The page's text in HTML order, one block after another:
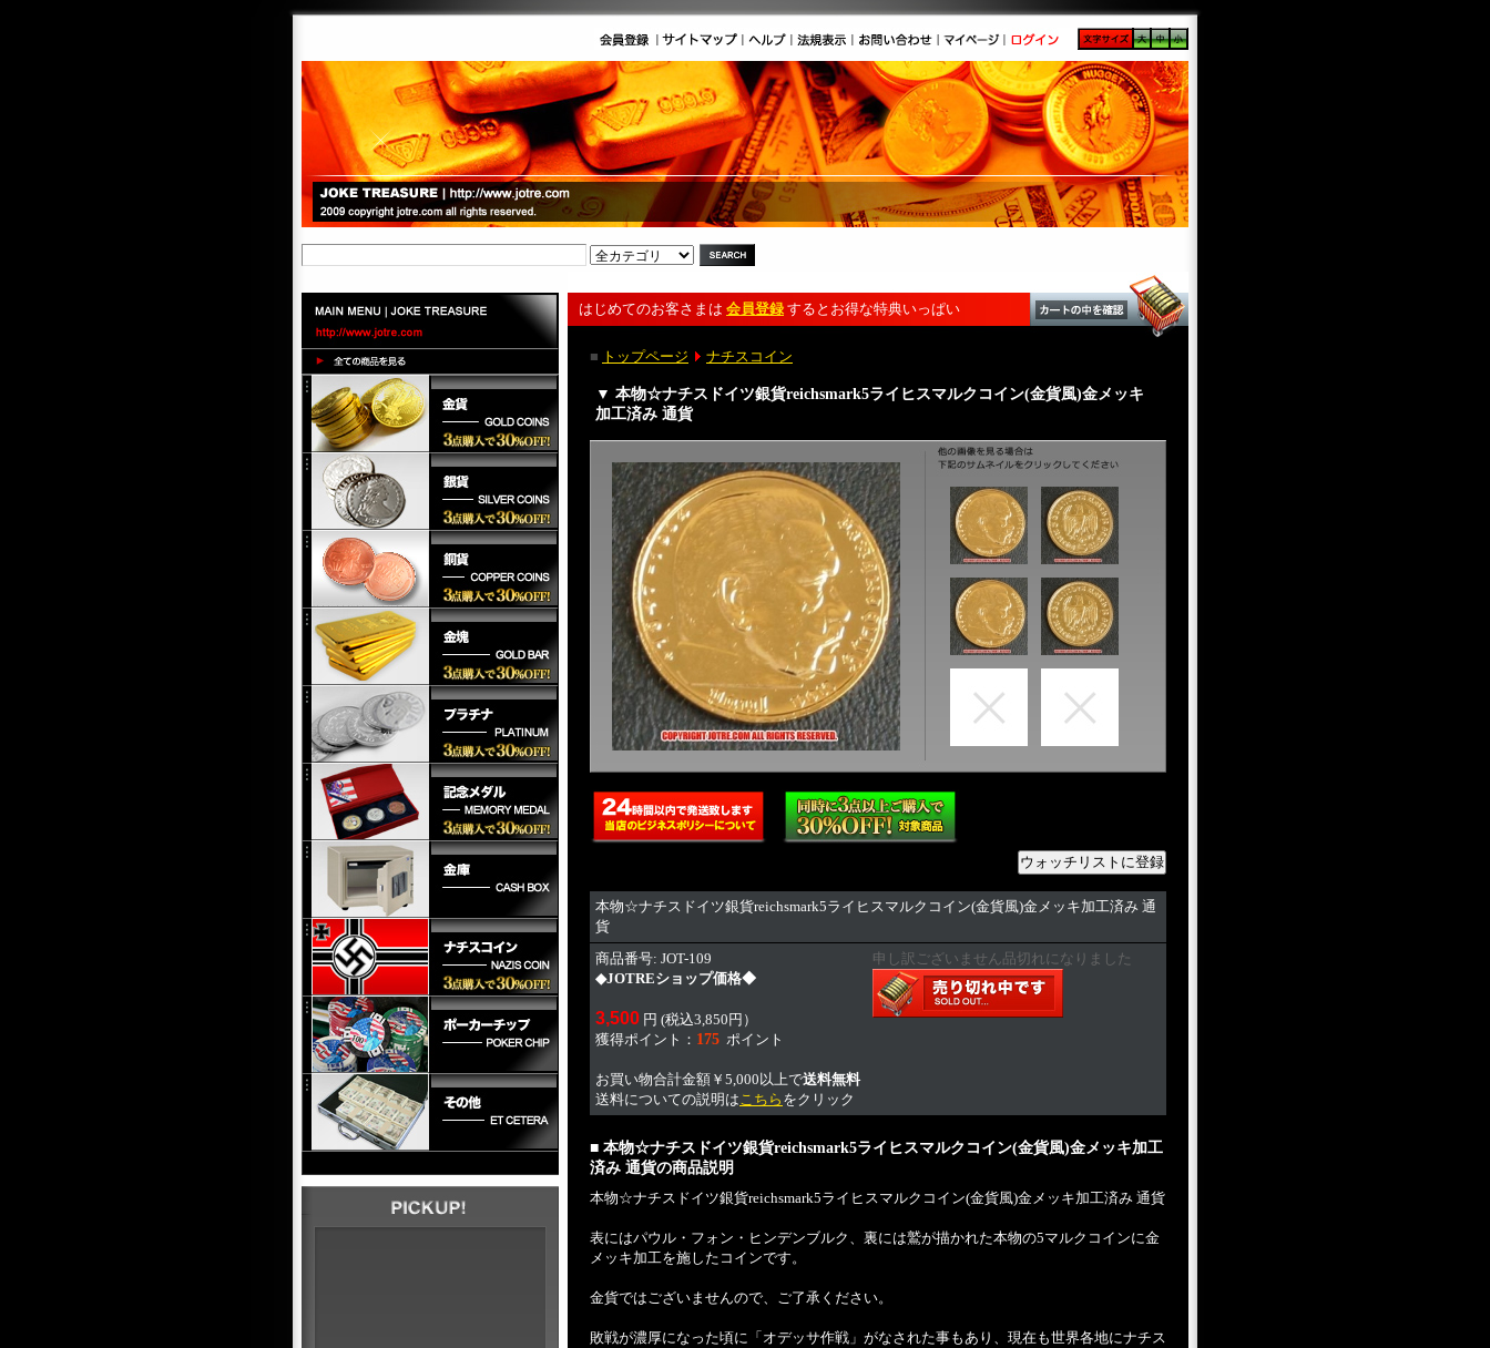
■ トップページ ナチスコイン
はじめてのお客さまは 会員登録 するとお得な特典いっぱい
▼ 本物☆ナチスドイツ銀貨reichsmark5ライヒスマルクコイン(金貨風)金メッキ
加工済み 通貨
本物☆ナチスドイツ銀貨reichsmark5ライヒスマルクコイン(金貨風)金メッキ加工済み 通
貨
商品番号: JOT-109
◆JOTREショップ価格◆
3,500 円 (税込3,850円）
獲得ポイント： 175 ポイント
お買い物合計金額￥5,000以上で送料無料
送料についての説明はこちら をクリック
申し訳ございません品切れになりました
■ 本物☆ナチスドイツ銀貨reichsmark5ライヒスマルクコイン(金貨風)金メッキ加工
済み 通貨の商品説明
本物☆ナチスドイツ銀貨reichsmark5ライヒスマルクコイン(金貨風)金メッキ加工済み 通貨
表にはパウル・フォン・ヒンデンブルク、裏には鷲が描かれた本物の5マルクコインに金
メッキ加工を施したコインです。
金貨ではございませんので、ご了承ください。
敗戦が濃厚になった頃に「オデッサ作戦」がなされた事もあり、現在も世界各地にナチス